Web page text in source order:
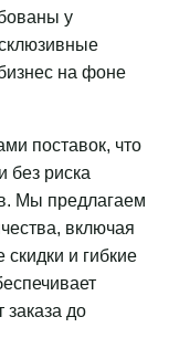
у
на фоне
поставок, что
без риска
Мы предлагаем
включая
и гибкие
заказа до